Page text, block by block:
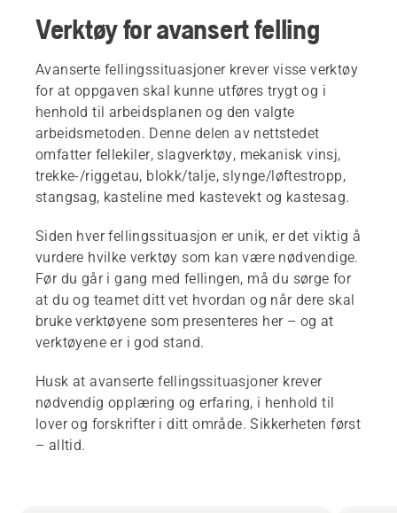
Verktøy for avansert felling
Avanserte fellingssituasjoner krever visse verktøy
for at oppgaven skal kunne utføres trygt og i
henhold til arbeidsplanen og den valgte
arbeidsmetoden. Denne delen av nettstedet
omfatter fellekiler, slagverktøy, mekanisk vinsj,
trekke-/riggetau, blokk/talje, slynge/løftestropp,
stangsag, kasteline med kastevekt og kastesag.
Siden hver fellingssituasjon er unik, er det viktig å
vurdere hvilke verktøy som kan være nødvendige.
Før du går i gang med fellingen, må du sørge for
at du og teamet ditt vet hvordan og når dere skal
bruke verktøyene som presenteres her – og at
verktøyene er i god stand.
Husk at avanserte fellingssituasjoner krever
nødvendig opplæring og erfaring, i henhold til
lover og forskrifter i ditt område. Sikkerheten først
– alltid.